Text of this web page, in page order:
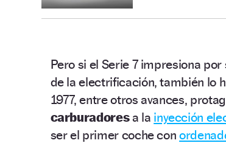
Pero si el Serie 7 impresiona por
de la electrificación, también lo
1977, entre otros avances,
carburadoresa la inyección
ser el primer coche con